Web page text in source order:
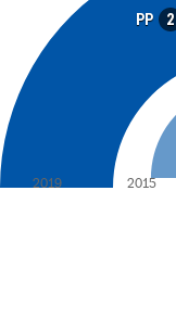
PP 2
2019 2015